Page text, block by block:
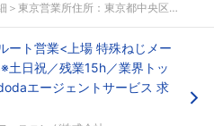
東京営業所住所：東京都中央区日本橋箱...
ート営業<上場 特殊ねじメー
土日祝／残業15h／業界トッ
エージェントサービス 求